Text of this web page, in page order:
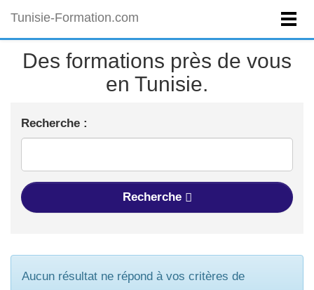
Tunisie-Formation.com
Des formations près de vous
en Tunisie.
Recherche :
Recherche
Aucun résultat ne répond à vos critères de